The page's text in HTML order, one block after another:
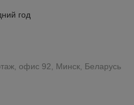
год
офис 92, Минск, Беларусь